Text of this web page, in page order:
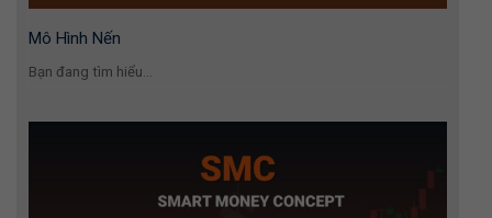
Mô Hình Nến
Bạn đang tìm hiểu...